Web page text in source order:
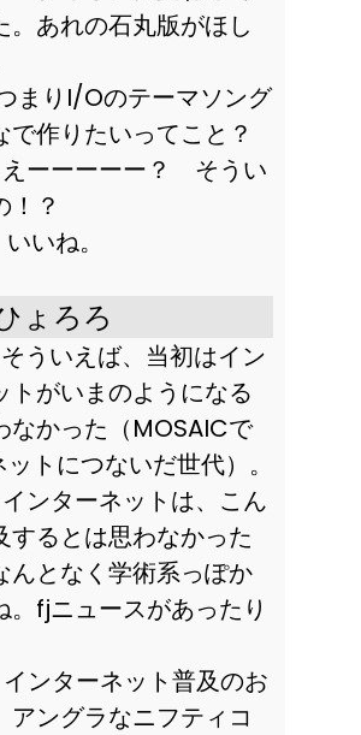
。あれの石丸版がほし
り I/Oのテーマソング
で作りたいってこと？
ーーー？ そうい
！？
ね。
ょろろ
えば、当初はイン
トがいまのようになる
なかった（MOSAICで
ットにつないだ世代）。
ーネットは、こん
するとは思わなかった
んとなく学術系っぽか
fjニュースがあったり
ーネット普及のお
アングラなニフティコ